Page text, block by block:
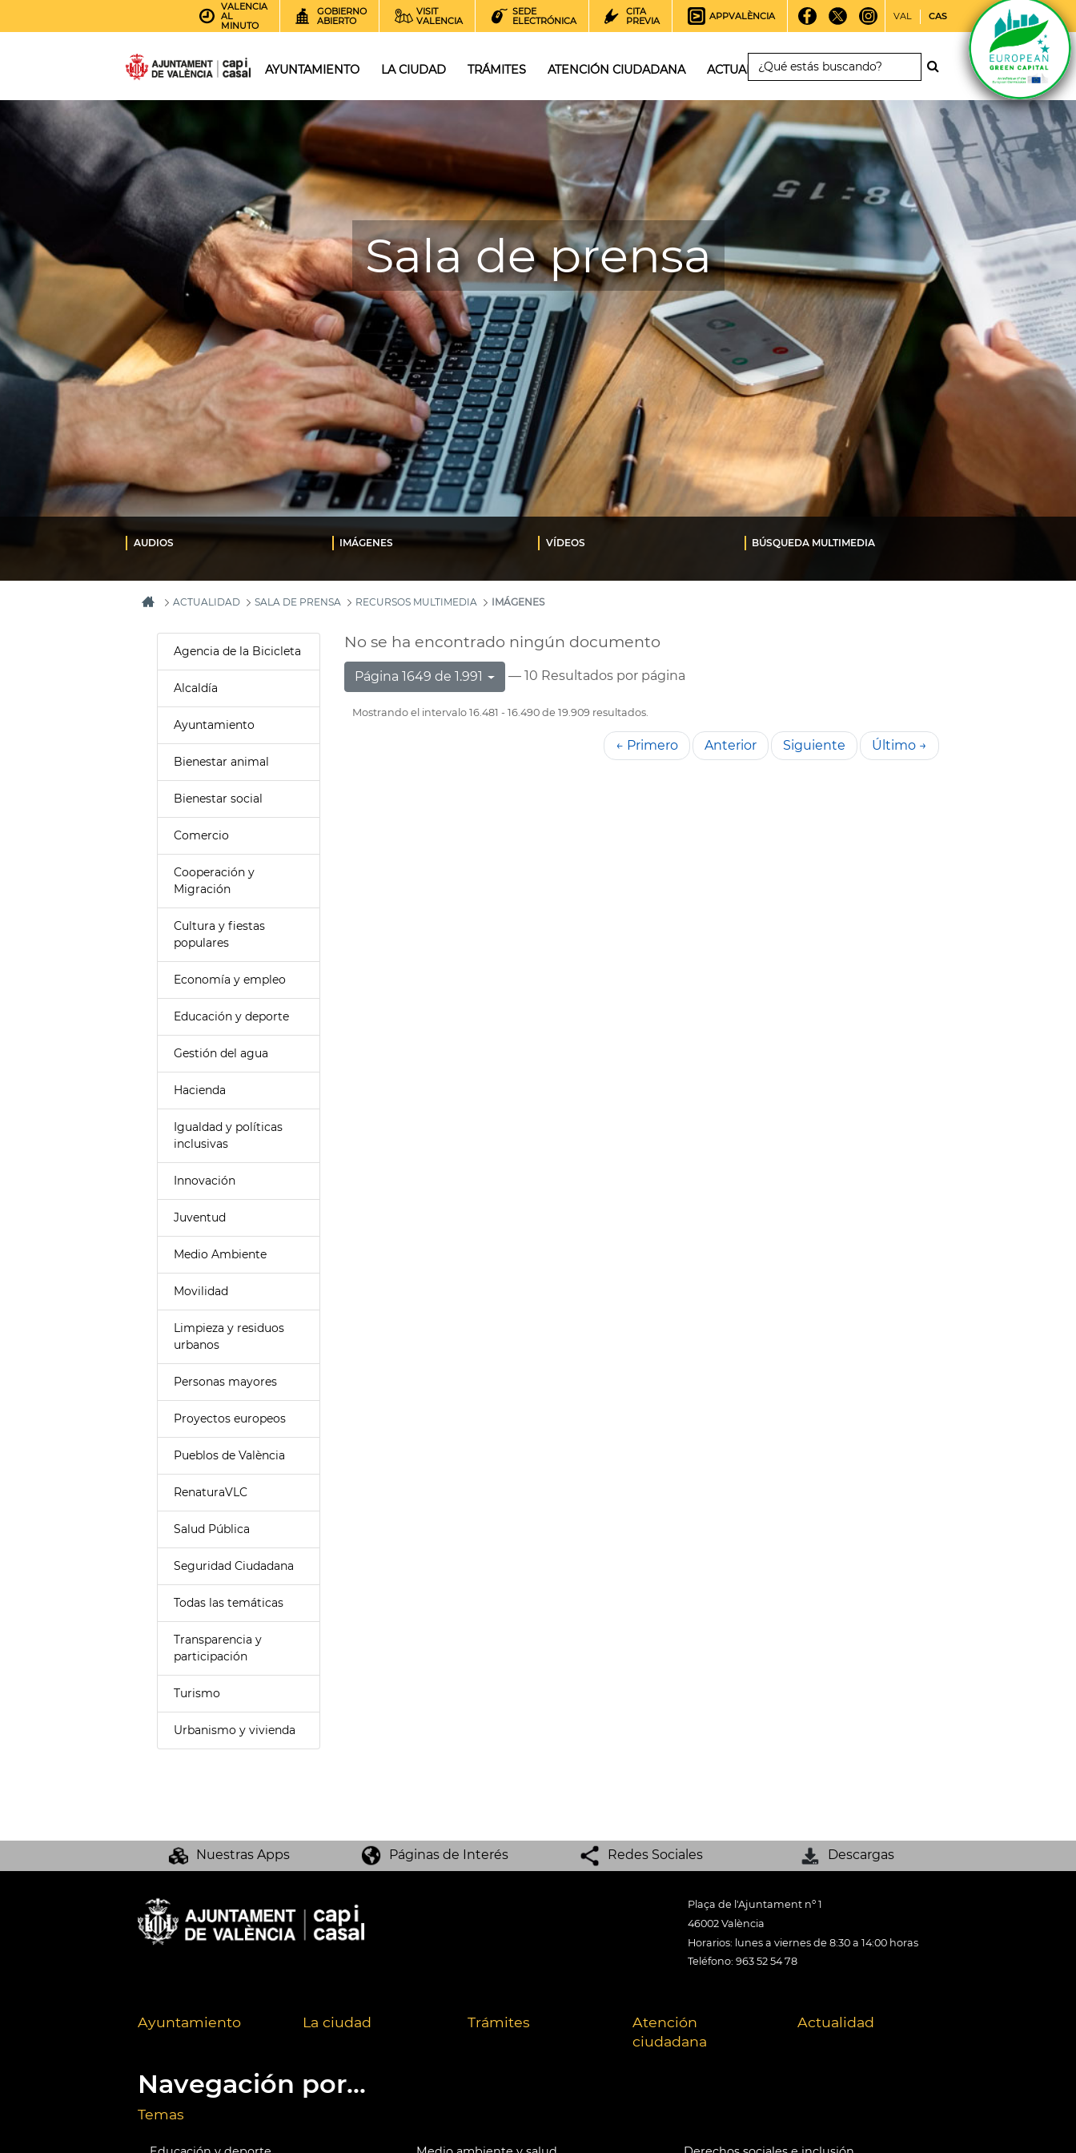
VALENCIA
AL
MINUTO
GOBIERNO
ABIERTO
VISIT
VALENCIA
SEDE
ELECTRÓNICA
CITA
PREVIA
APPVALÈNCIA VAL CAS
AYUNTAMIENTO LA CIUDAD TRÁMITES ATENCIÓN CIUDADANA ACTUALIDAD
Sala de prensa
AUDIOS IMÁGENES VÍDEOS BÚSQUEDA MULTIMEDIA
ACTUALIDAD SALA DE PRENSA RECURSOS MULTIMEDIA IMÁGENES
Agencia de la Bicicleta
Alcaldía
Ayuntamiento
Bienestar animal
Bienestar social
Comercio
Cooperación y
Migración
Cultura y fiestas
populares
Economía y empleo
Educación y deporte
Gestión del agua
Hacienda
Igualdad y políticas
inclusivas
Innovación
Juventud
Medio Ambiente
Movilidad
Limpieza y residuos
urbanos
Personas mayores
Proyectos europeos
Pueblos de València
RenaturaVLC
Salud Pública
Seguridad Ciudadana
Todas las temáticas
Transparencia y
participación
Turismo
Urbanismo y vivienda
No se ha encontrado ningún documento
Página 1649 de 1.991 — 10 Resultados por página
Mostrando el intervalo 16.481 - 16.490 de 19.909 resultados.
← Primero Anterior Siguiente Último →
Nuestras Apps Páginas de Interés Redes Sociales Descargas
Plaça de l'Ajuntament nº 1
46002 València
Horarios: lunes a viernes de 8:30 a 14:00 horas
Teléfono: 963 52 54 78
Ayuntamiento La ciudad Trámites
Atención
ciudadana
Actualidad
Navegación por...
Temas